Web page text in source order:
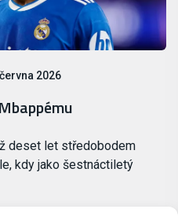
2026
deset let středobodem
kdy jako šestnáctiletý